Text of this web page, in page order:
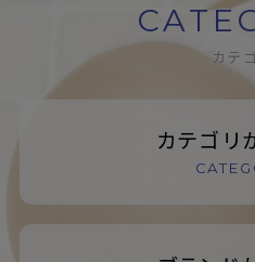
カテ
カテゴリ